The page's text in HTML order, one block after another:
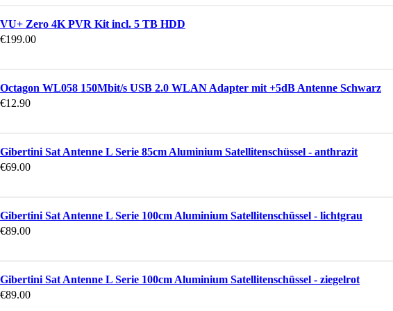
VU+ Zero 4K PVR Kit incl. 5 TB HDD
€199.00
Octagon WL058 150Mbit/s USB 2.0 WLAN Adapter mit +5dB Antenne Schwarz
€12.90
Gibertini Sat Antenne L Serie 85cm Aluminium Satellitenschüssel - anthrazit
€69.00
Gibertini Sat Antenne L Serie 100cm Aluminium Satellitenschüssel - lichtgrau
€89.00
Gibertini Sat Antenne L Serie 100cm Aluminium Satellitenschüssel - ziegelrot
€89.00